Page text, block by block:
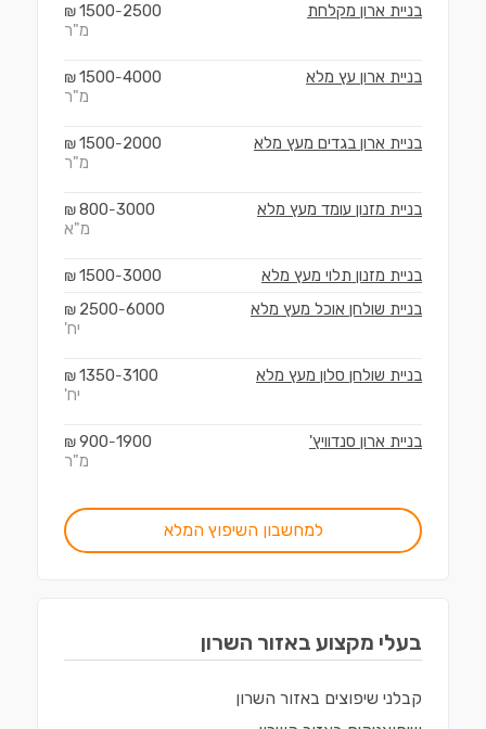
בניית ארון מקלחת 1500-2500
₪
מ"ר
בניית ארון עץ מלא 1500-4000
₪
מ"ר
בניית ארון בגדים מעץ מלא 1500-2000
₪
מ"ר
בניית מזנון עומד מעץ מלא 800-3000
₪
מ"א
בניית מזנון תלוי מעץ מלא 1500-3000
₪
בניית שולחן אוכל מעץ מלא 2500-6000
₪
יח'
בניית שולחן סלון מעץ מלא 1350-3100
₪
יח'
בניית ארון סנדוויץ' 900-1900
₪
מ"ר
למחשבון השיפוץ המלא
בעלי מקצוע באזור השרון
קבלני שיפוצים באזור השרון